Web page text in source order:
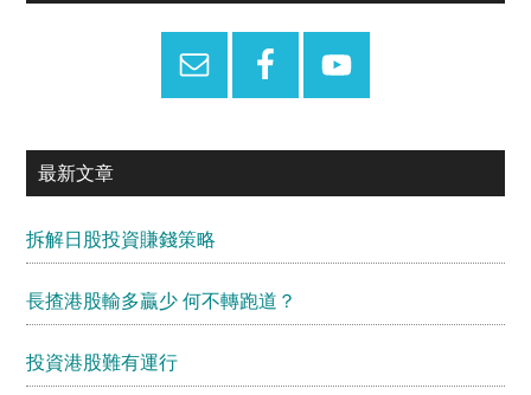
最新文章
拆解日股投資賺錢策略
長揸港股輸多贏少 何不轉跑道？
投資港股難有運行